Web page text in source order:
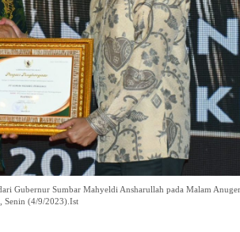
Gubernur Sumbar Mahyeldi Ansharullah pada Malam
Senin (4/9/2023).Ist